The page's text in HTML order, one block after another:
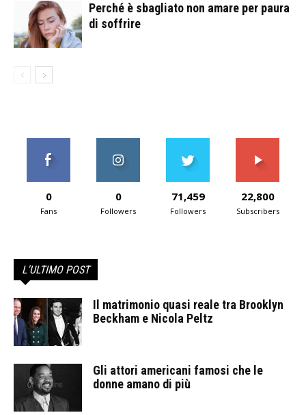
Perché è sbagliato non amare per paura
di soffrire
0
Fans
0
Followers
71,459
Followers
22,800
Subscribers
L'ULTIMO POST
Il matrimonio quasi reale tra Brooklyn
Beckham e Nicola Peltz
Gli attori americani famosi che le
donne amano di più